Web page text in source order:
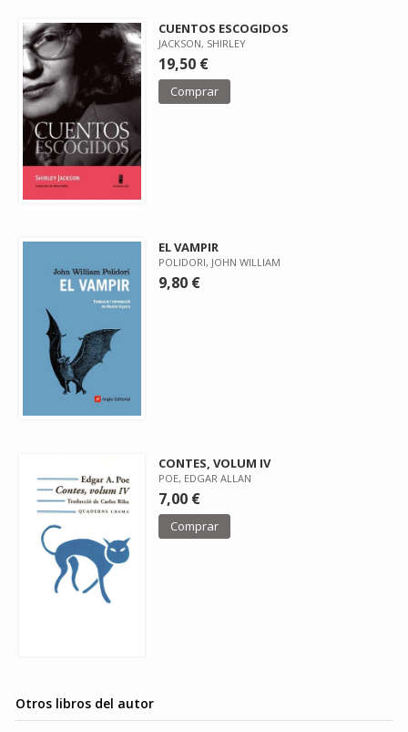
CUENTOS ESCOGIDOS
JACKSON, SHIRLEY
19,50 €
Comprar
EL VAMPIR
POLIDORI, JOHN WILLIAM
9,80 €
CONTES, VOLUM IV
POE, EDGAR ALLAN
7,00 €
Comprar
Otros libros del autor